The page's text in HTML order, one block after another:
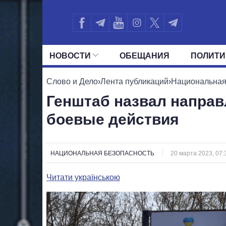
НОВОСТИ ОБЕЩАНИЯ
ВСЕ ПОЛИТИКИ ПРЕЗИДЕНТ И
Слово и Дело›Лента публикаций›
Генштаб назвал
боевые действия
НАЦИОНАЛЬНАЯ БЕЗОПАСНОСТЬ 20 марта 2023,
Читати українською